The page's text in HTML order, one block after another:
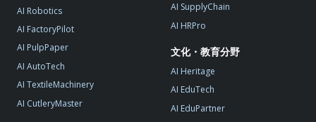
AI Robotics
AI FactoryPilot
AI PulpPaper
AI AutoTech
AI TextileMachinery
AI CutleryMaster
AI SupplyChain
AI HRPro
文化・教育分野
AI Heritage
AI EduTech
AI EduPartner